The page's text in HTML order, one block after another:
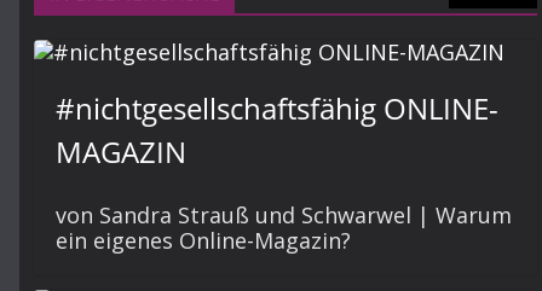
#nichtgesellschaftsfähig ONLINE-
MAGAZIN
von Sandra Strauß und Schwarwel | Warum
ein eigenes Online-Magazin?